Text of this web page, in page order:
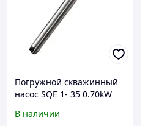
Погружной скважинный
насос SQE 1- 35 0.70kW
В наличии